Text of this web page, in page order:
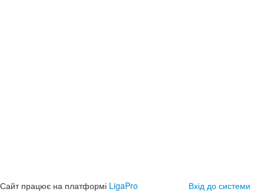
Сайт працює на платформі LigaPro Вхід до системи